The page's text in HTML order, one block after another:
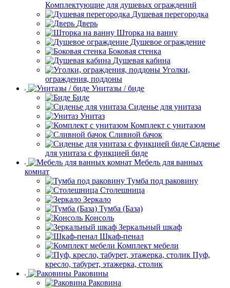
Комплектующие для душевых ограждений
Душевая перегородка
Дверь
Шторка на ванну
Душевое ограждение
Боковая стенка
Душевая кабина
Уголки,
ограждения, поддоны
Унитазы / биде
Биде
Сиденье для унитаза
Унитаз
Комплект с унитазом
Сливной бачок
Сиденье
для унитаза с функцией биде
Мебель для ванных
комнат
Тумба под раковину
Столешница
Зеркало
Тумба (База)
Консоль
Зеркальный шкаф
Шкаф-пенал
Комплект мебели
Пуф,
кресло, табурет, этажерка, столик
Раковины
Раковина